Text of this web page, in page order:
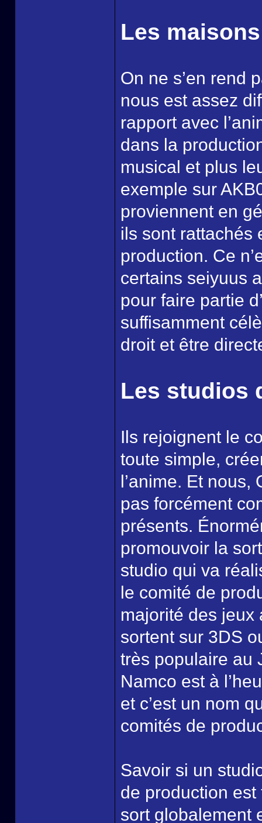
Les
On ne s’en rend
nous est assez
rapport avec
dans la
musical et plus
exemple sur
proviennent en
ils sont rattachés
production. Ce
certains seiyuus
pour faire partie
suffisamment
droit et être
Les studios
Ils rejoignent le
toute simple,
l’anime. Et
pas forcément
présents.
promouvoir la
studio qui va
le comité de
majorité des jeux
sortent sur 3DS
très populaire au
Namco est à
et c’est un nom
comités de
Savoir si un
de production
sort globalement